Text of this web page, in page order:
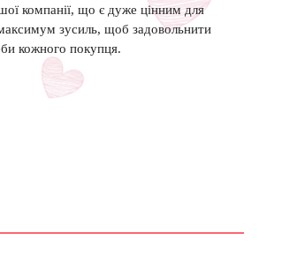
компанії, що є дуже цінним для
зусиль, щоб задовольнити
кожного покупця.